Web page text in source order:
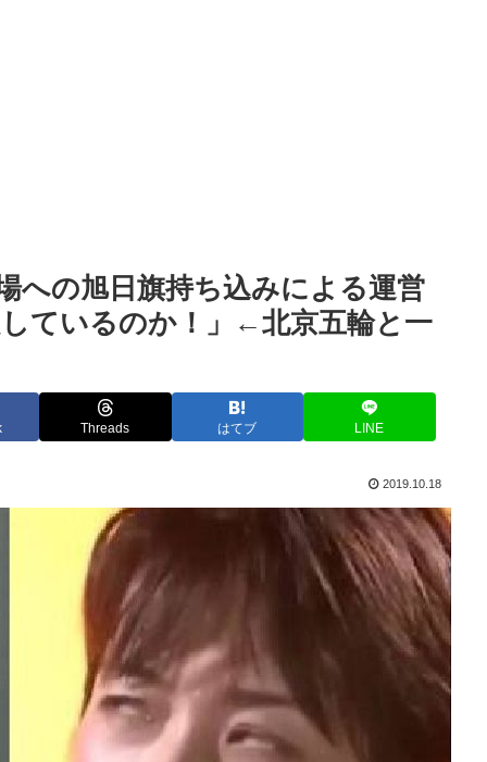
への旭日旗持ち込みによる運営
ているのか！」←北京五輪と一
Threads はてブ LINE
2019.10.18